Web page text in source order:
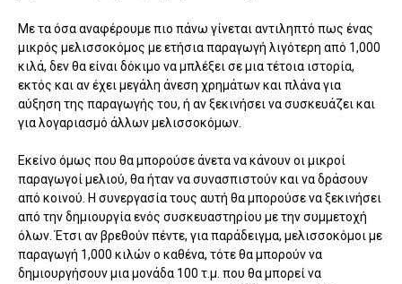
Με τα όσα αναφέρουμε πιο πάνω γίνεται αντιληπτό πως ένας
μικρός μελισσοκόμος με ετήσια παραγωγή λιγότερη από 1,000
κιλά, δεν θα είναι δόκιμο να μπλέξει σε μια τέτοια ιστορία,
εκτός και αν έχει μεγάλη άνεση χρημάτων και πλάνα για
αύξηση της παραγωγής του, ή αν ξεκινήσει να συσκευάζει και
για λογαριασμό άλλων μελισσοκόμων.
Εκείνο όμως που θα μπορούσε άνετα να κάνουν οι μικροί
παραγωγοί μελιού, θα ήταν να συνασπιστούν και να δράσουν
από κοινού. Η συνεργασία τους αυτή θα μπορούσε να ξεκινήσει
από την δημιουργία ενός συσκευαστηρίου με την συμμετοχή
όλων. Έτσι αν βρεθούν πέντε, για παράδειγμα, μελισσοκόμοι με
παραγωγή 1,000 κιλών ο καθένα, τότε θα μπορούν να
δημιουργήσουν μια μονάδα 100 τ.μ. που θα μπορεί να